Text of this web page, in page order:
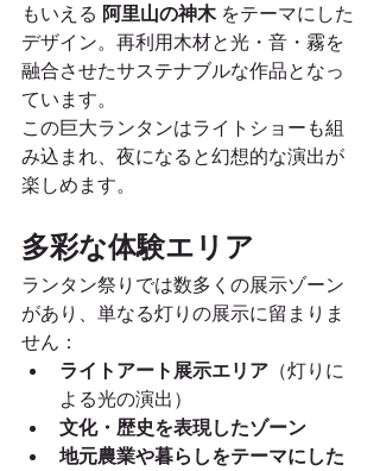
もいえる 阿里山の神木 をテーマにした
デザイン。再利用木材と光・音・霧を
融合させたサステナブルな作品となっ
ています。
この巨大ランタンはライトショーも組
み込まれ、夜になると幻想的な演出が
楽しめます。
多彩な体験エリア
ランタン祭りでは数多くの展示ゾーン
があり、単なる灯りの展示に留まりま
せん：
ライトアート展示エリア （灯りに
よる光の演出）
文化・歴史を表現したゾーン
地元農業や暮らしをテーマにした